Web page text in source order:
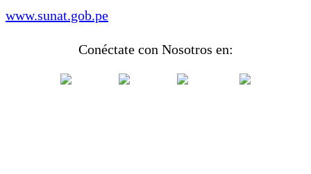
www.sunat.gob.pe
Conéctate con Nosotros en: